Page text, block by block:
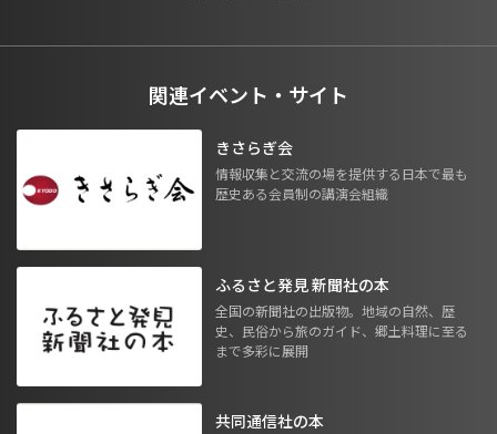
関連イベント・サイト
きさらぎ会
情報収集と交流の場を提供する日本で最も
歴史ある会員制の講演会組織
ふるさと発見 新聞社の本
全国の新聞社の出版物。地域の自然、歴
史、民俗から旅のガイド、郷土料理に至る
まで多彩に展開
共同通信社の本